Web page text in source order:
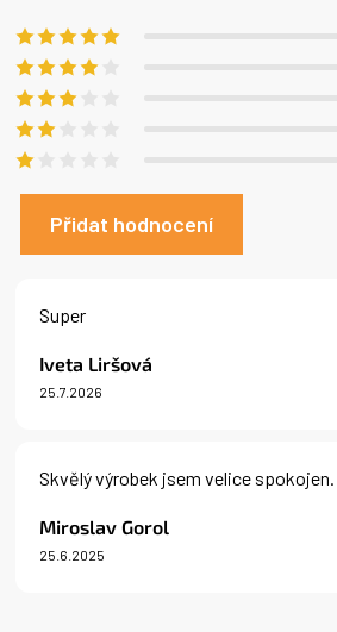
Přidat hodnocení
Iveta Liršová
Hodnocení produktu je 5 z 5 hvězdiček.
25.7.2026
Super
Miroslav Gorol
Hodnocení produktu je 5 z 5 hvězdiček.
25.6.2025
Skvělý výrobek jsem velice spokojen.